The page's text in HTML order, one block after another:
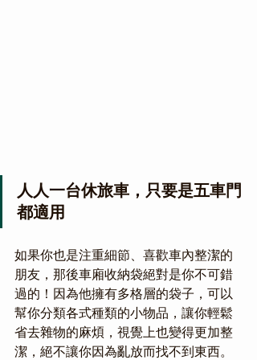
人人一台休旅車，只要是五車門
都適用
如果你也是注重細節、喜歡車內整潔的
朋友，那後車廂收納袋絕對是你不可錯
過的！因為他擁有多格層的袋子，可以
幫你分類各式種類的小物品，讓你輕鬆
省去雜物的麻煩，視覺上也變得更加整
潔，絕不讓你因為亂放而找不到東西。